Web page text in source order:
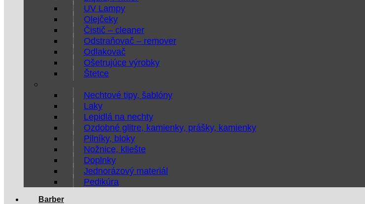
UV Lampy
Olejčeky
Čistič – cleaner
Odstraňovač – remover
Odlakovač
Ošetrujúce výrobky
Štetce
Nechtové tipy, šablóny
Laky
Lepidlá na nechty
Ozdobné glitre, kamienky, prášky, kamienky
Pilníky, bloky
Nožnice, kliešte
Doplnky
Jednorázový materiál
Pedikúra
Barber